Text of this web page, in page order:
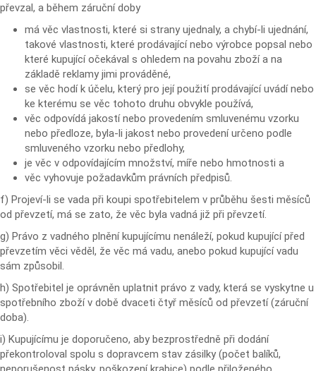
převzal, a během záruční doby
má věc vlastnosti, které si strany ujednaly, a chybí-li ujednání,
takové vlastnosti, které prodávající nebo výrobce popsal nebo
které kupující očekával s ohledem na povahu zboží a na
základě reklamy jimi prováděné,
se věc hodí k účelu, který pro její použití prodávající uvádí nebo
ke kterému se věc tohoto druhu obvykle používá,
věc odpovídá jakostí nebo provedením smluvenému vzorku
nebo předloze, byla-li jakost nebo provedení určeno podle
smluveného vzorku nebo předlohy,
je věc v odpovídajícím množství, míře nebo hmotnosti a
věc vyhovuje požadavkům právních předpisů.
f) Projeví-li se vada při koupi spotřebitelem v průběhu šesti měsíců
od převzetí, má se zato, že věc byla vadná již při převzetí.
g) Právo z vadného plnění kupujícímu nenáleží, pokud kupující před
převzetím věci věděl, že věc má vadu, anebo pokud kupující vadu
sám způsobil.
h) Spotřebitel je oprávněn uplatnit právo z vady, která se vyskytne u
spotřebního zboží v době dvaceti čtyř měsíců od převzetí (záruční
doba).
i) Kupujícímu je doporučeno, aby bezprostředně při dodání
překontroloval spolu s dopravcem stav zásilky (počet balíků,